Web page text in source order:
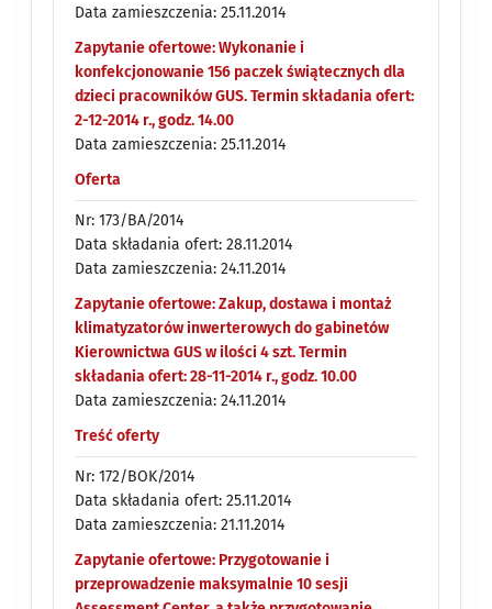
Data zamieszczenia: 25.11.2014
Zapytanie ofertowe: Wykonanie i
konfekcjonowanie 156 paczek świątecznych dla
dzieci pracowników GUS. Termin składania ofert:
2-12-2014 r., godz. 14.00
Data zamieszczenia: 25.11.2014
Oferta
Nr: 173/BA/2014
Data składania ofert: 28.11.2014
Data zamieszczenia: 24.11.2014
Zapytanie ofertowe: Zakup, dostawa i montaż
klimatyzatorów inwerterowych do gabinetów
Kierownictwa GUS w ilości 4 szt. Termin
składania ofert: 28-11-2014 r., godz. 10.00
Data zamieszczenia: 24.11.2014
Treść oferty
Nr: 172/BOK/2014
Data składania ofert: 25.11.2014
Data zamieszczenia: 21.11.2014
Zapytanie ofertowe: Przygotowanie i
przeprowadzenie maksymalnie 10 sesji